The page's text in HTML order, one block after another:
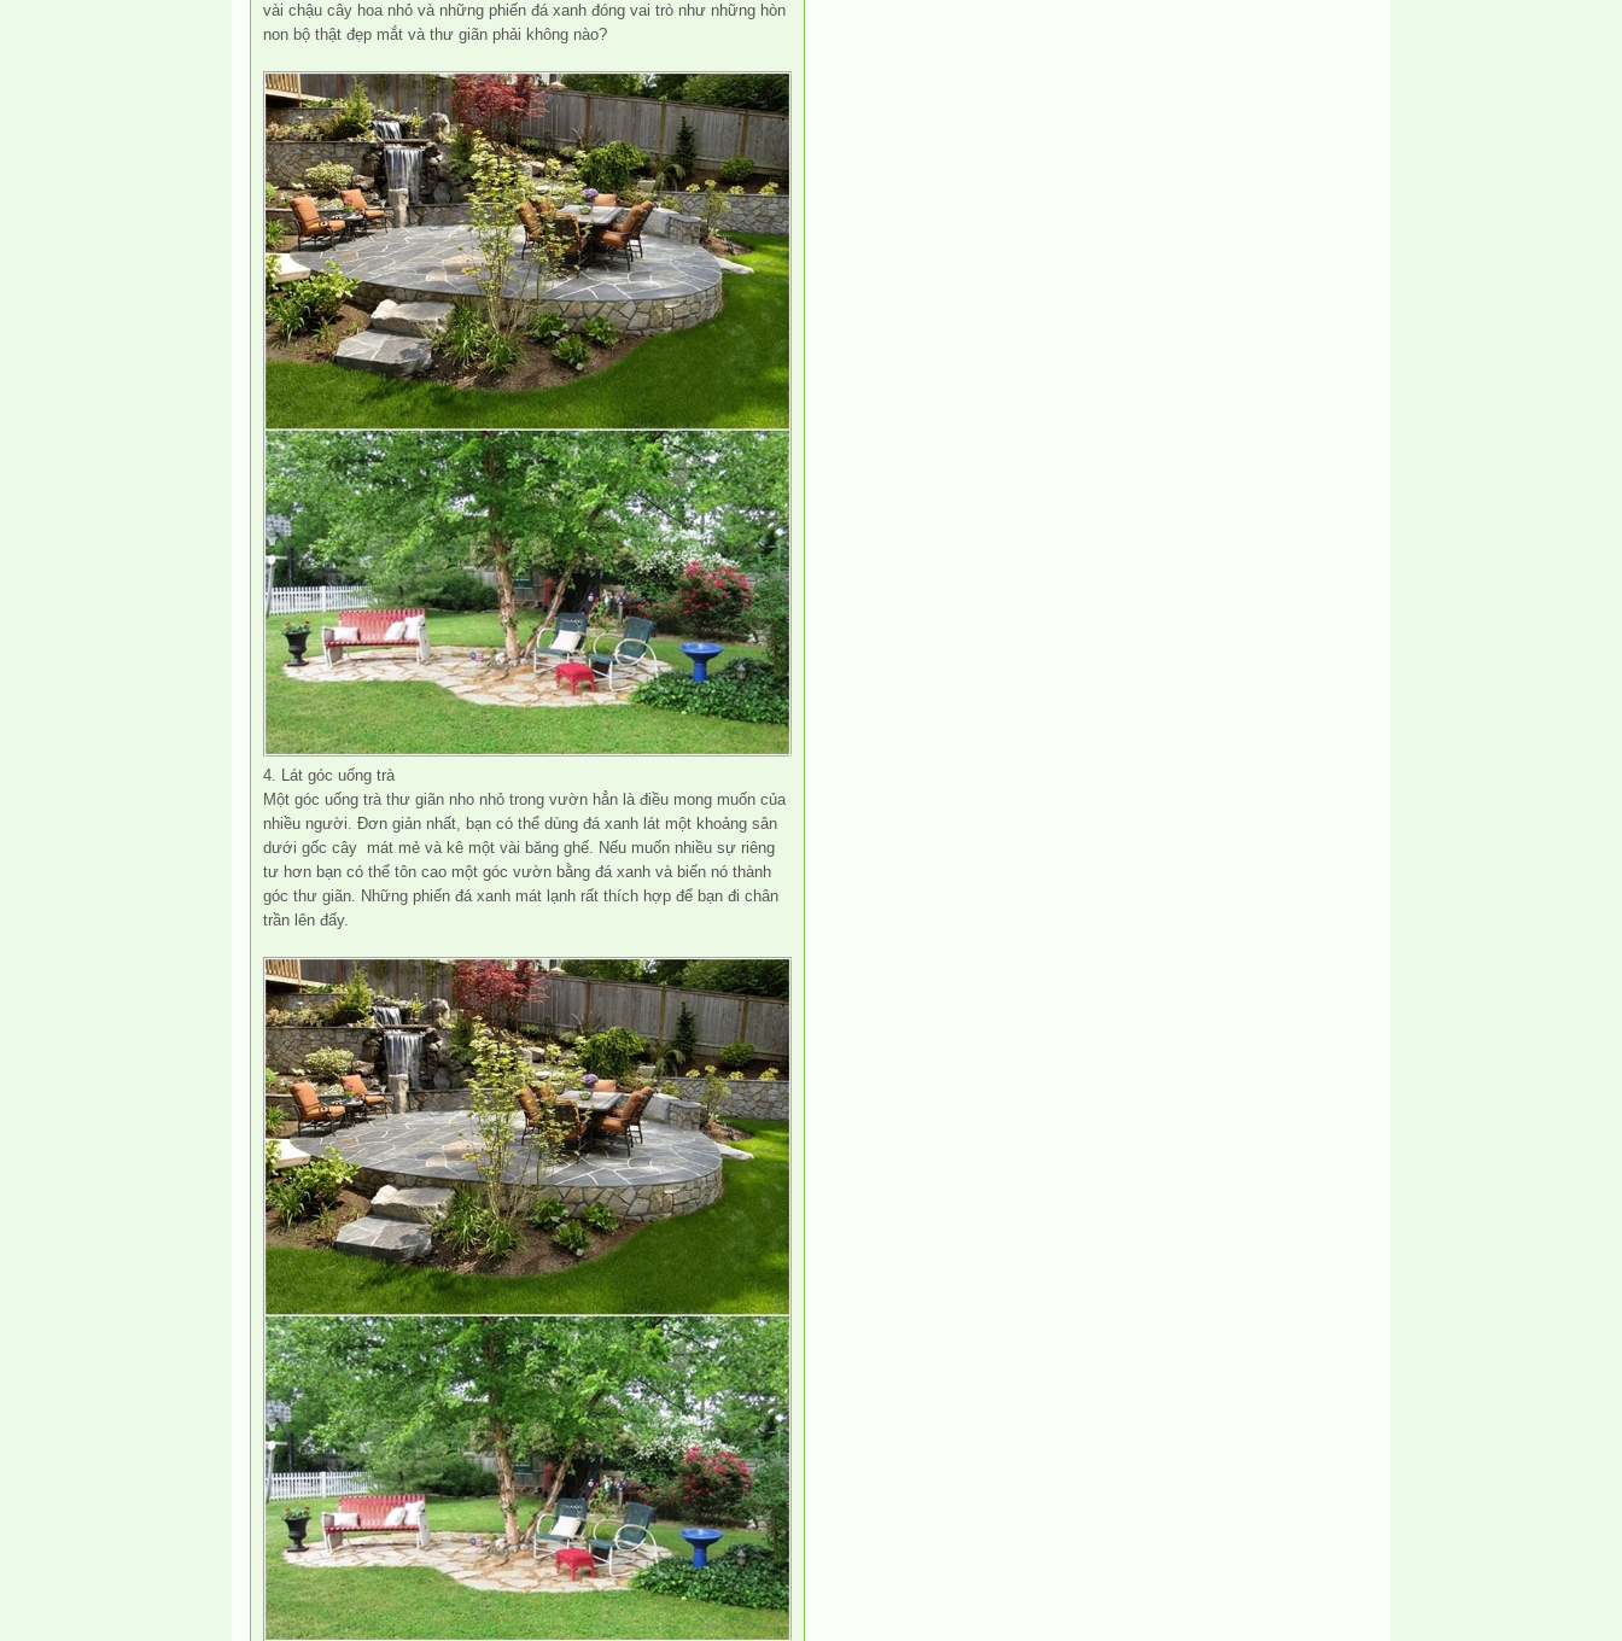
vài chậu cây hoa nhỏ và những phiến đá xanh đóng vai trò như những hòn
non bộ thật đẹp mắt và thư giãn phải không nào?
4. Lát góc uống trà
Một góc uống trà thư giãn nho nhỏ trong vườn hẳn là điều mong muốn của
nhiều người. Đơn giản nhất, bạn có thể dùng đá xanh lát một khoảng sân
dưới gốc cây mát mẻ và kê một vài băng ghế. Nếu muốn nhiều sự riêng
tư hơn bạn có thể tôn cao một góc vườn bằng đá xanh và biến nó thành
góc thư giãn. Những phiến đá xanh mát lạnh rất thích hợp để bạn đi chân
trần lên đấy.